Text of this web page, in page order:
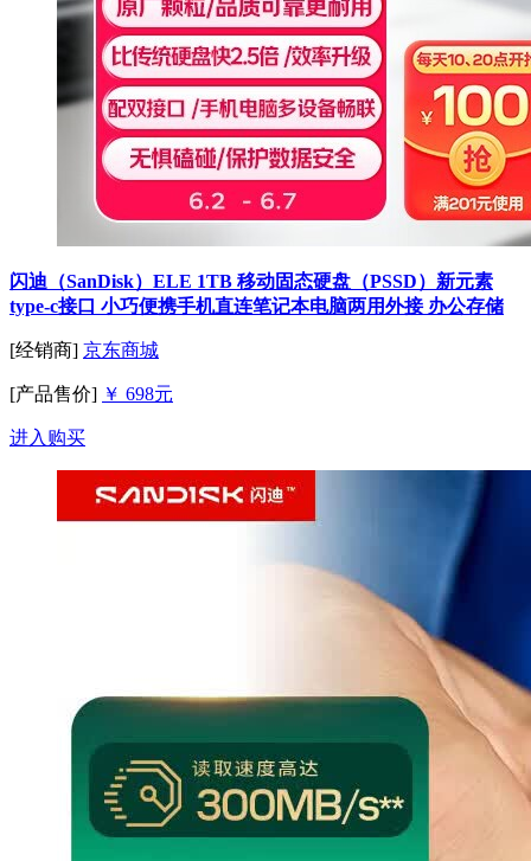
闪迪（SanDisk）ELE 1TB 移动固态硬盘（PSSD）新元素
type-c接口 小巧便携手机直连笔记本电脑两用外接 办公存储
[经销商] 京东商城
[产品售价] ￥ 698元
进入购买